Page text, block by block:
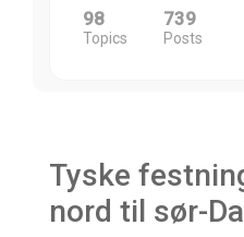
98
Topics
739
Posts
Tyske
nord til sør-